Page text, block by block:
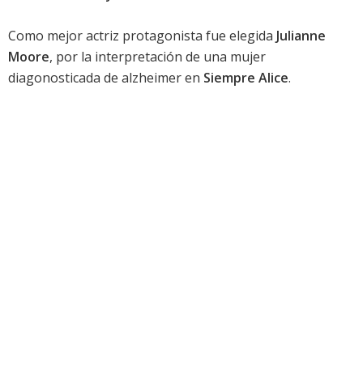
Como mejor actriz protagonista fue elegida Julianne
Moore, por la interpretación de una mujer
diagonosticada de alzheimer en Siempre Alice.